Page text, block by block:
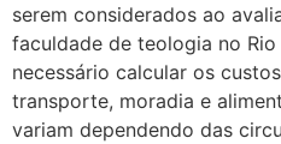
serem considerados ao
faculdade de teologia no
necessário calcular os
transporte, moradia e
variam dependendo das